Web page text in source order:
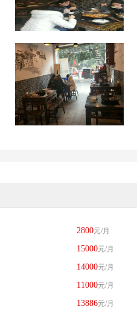
2800元/月
15000元/月
14000元/月
11000元/月
13886元/月